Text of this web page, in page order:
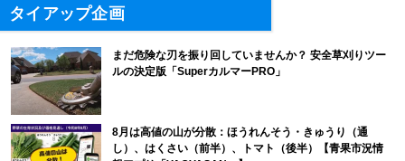
タイアップ企画
まだ危険な刃を振り回していませんか？ 安全草刈りツー
ルの決定版「SuperカルマーPRO」
8月は高値の山が分散：ほうれんそう・きゅうり（通
し）、はくさい（前半）、トマト（後半）【青果市況情